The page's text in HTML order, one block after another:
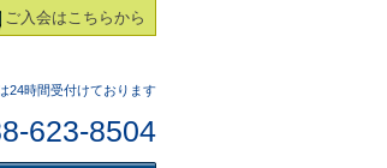
ご入会はこちらから
24時間受付けております
623-8504